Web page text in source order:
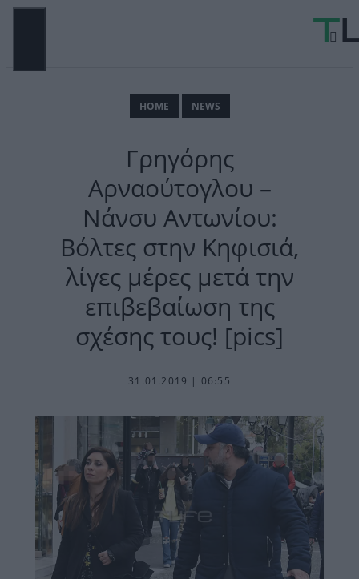
Μετάβαση
ΗΟΜΕ NEWS
Γρηγόρης
Αρναούτογλου –
Νάνσυ Αντωνίου:
Βόλτες στην Κηφισιά,
λίγες μέρες μετά την
επιβεβαίωση της
σχέσης τους! [pics]
31.01.2019 | 06:55